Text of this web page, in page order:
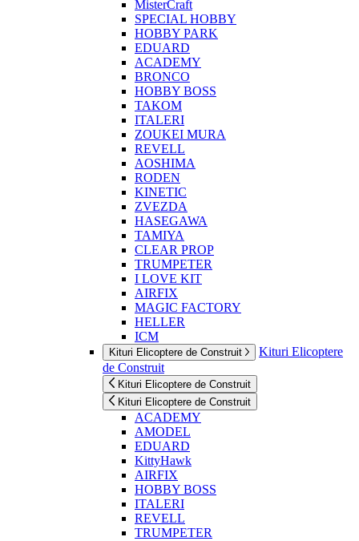
MisterCraft
SPECIAL HOBBY
HOBBY PARK
EDUARD
ACADEMY
BRONCO
HOBBY BOSS
TAKOM
ITALERI
ZOUKEI MURA
REVELL
AOSHIMA
RODEN
KINETIC
ZVEZDA
HASEGAWA
TAMIYA
CLEAR PROP
TRUMPETER
I LOVE KIT
AIRFIX
MAGIC FACTORY
HELLER
ICM
Kituri Elicoptere de Construit
Kituri Elicoptere
de Construit
Kituri Elicoptere de Construit
Kituri Elicoptere de Construit
ACADEMY
AMODEL
EDUARD
KittyHawk
AIRFIX
HOBBY BOSS
ITALERI
REVELL
TRUMPETER